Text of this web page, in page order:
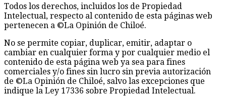
Todos los derechos, incluidos los de Propiedad
Intelectual, respecto al contenido de esta páginas web
pertenecen a ©La Opinión de Chiloé.
No se permite copiar, duplicar, emitir, adaptar o
cambiar en cualquier forma y por cualquier medio el
contenido de esta página web ya sea para fines
comerciales y/o fines sin lucro sin previa autorización
de ©La Opinión de Chiloé, salvo las excepciones que
indique la Ley 17336 sobre Propiedad Intelectual.